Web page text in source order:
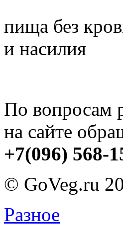
пища без
и насилия
По вопросам
на сайте
+7(096) 568-
© GoVeg.ru
Разное